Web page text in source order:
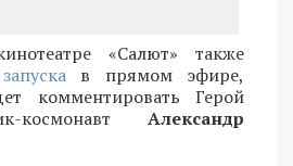
«Салют» также
в прямом эфире,
комментировать Герой
космонавт Александр